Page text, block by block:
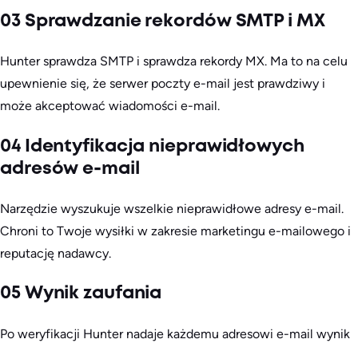
03 Sprawdzanie rekordów SMTP i MX
Hunter sprawdza SMTP i sprawdza rekordy MX. Ma to na celu
upewnienie się, że serwer poczty e-mail jest prawdziwy i
może akceptować wiadomości e-mail.
04 Identyfikacja nieprawidłowych
adresów e-mail
Narzędzie wyszukuje wszelkie nieprawidłowe adresy e-mail.
Chroni to Twoje wysiłki w zakresie marketingu e-mailowego i
reputację nadawcy.
05 Wynik zaufania
Po weryfikacji Hunter nadaje każdemu adresowi e-mail wynik